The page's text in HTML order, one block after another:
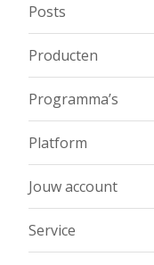
Posts
Producten
Programma’s
Platform
Jouw account
Service